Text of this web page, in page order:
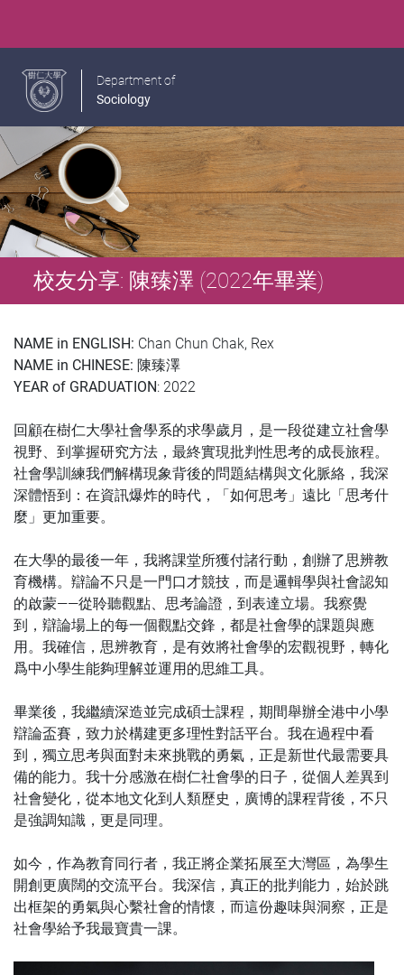
Department of
Sociology
校友分享: 陳臻澤 (2022年畢業)
NAME in ENGLISH: Chan Chun Chak, Rex
NAME in CHINESE: 陳臻澤
YEAR of GRADUATION: 2022
回顧在樹仁大學社會學系的求學歲月，是一段從建立社會學
視野、到掌握研究方法，最終實現批判性思考的成長旅程。
社會學訓練我們解構現象背後的問題結構與文化脈絡，我深
深體悟到：在資訊爆炸的時代，「如何思考」遠比「思考什
麼」更加重要。
在大學的最後一年，我將課堂所獲付諸行動，創辦了思辨教
育機構。辯論不只是一門口才競技，而是邏輯學與社會認知
的啟蒙——從聆聽觀點、思考論證，到表達立場。我察覺
到，辯論場上的每一個觀點交鋒，都是社會學的課題與應
用。我確信，思辨教育，是有效將社會學的宏觀視野，轉化
爲中小學生能夠理解並運用的思維工具。
畢業後，我繼續深造並完成碩士課程，期間舉辦全港中小學
辯論盃賽，致力於構建更多理性對話平台。我在過程中看
到，獨立思考與面對未來挑戰的勇氣，正是新世代最需要具
備的能力。我十分感激在樹仁社會學的日子，從個人差異到
社會變化，從本地文化到人類歷史，廣博的課程背後，不只
是強調知識，更是同理。
如今，作為教育同行者，我正將企業拓展至大灣區，為學生
開創更廣闊的交流平台。我深信，真正的批判能力，始於跳
出框架的勇氣與心繫社會的情懷，而這份趣味與洞察，正是
社會學給予我最寶貴一課。